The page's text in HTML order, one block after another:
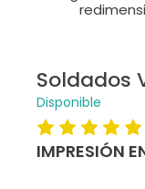
Soldados
Disponible
IMPRESIÓN